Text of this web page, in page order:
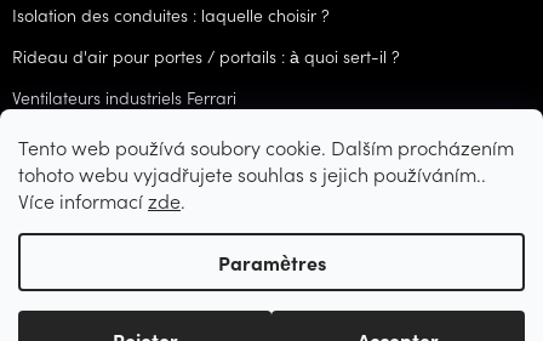
Tento web používá soubory cookie. Dalším procházením
tohoto webu vyjadřujete souhlas s jejich používáním..
Více informacízde.
Paramètres
Isolation des conduites : laquelle choisir ?
Rideau d'air pour portes / portails : à quoi sert-il ?
Ventilateurs industriels Ferrari
ARCHIVES
Créé par Shoptet
Copyright 2026CZVzduchotechnika.cz. Tous droits réservés.